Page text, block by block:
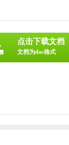
点击下载文档
文档为doc格式